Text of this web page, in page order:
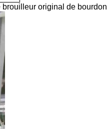
original de bourdon